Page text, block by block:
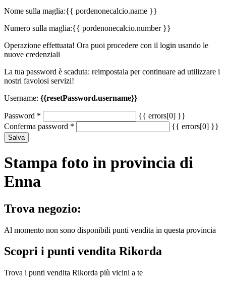
Nome sulla maglia:{{ pordenonecalcio.name }}
Numero sulla maglia:{{ pordenonecalcio.number }}
Operazione effettuata! Ora puoi procedere con il login usando le
nuove credenziali
La tua password è scaduta: reimpostala per continuare ad utilizzare i
nostri favolosi servizi!
Username: {{resetPassword.username}}
Password *
{{ errors[0] }}
Conferma password * {{ errors[0] }}
Salva
Stampa foto in provincia di
Enna
Trova negozio:
Al momento non sono disponibili punti vendita in questa provincia
Scopri i punti vendita Rikorda
Trova i punti vendita Rikorda più vicini a te